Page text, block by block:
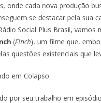
onde cada nova produção
se destacar pela sua
Social Plus Brasil,
(Finch), um filme que,
questões existenciais que
em Colapso
por seu trabalho em